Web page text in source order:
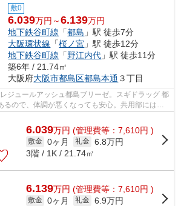
敷0
6.039万円～6.139万円
地下鉄谷町線 「都島 」駅 徒歩7分
大阪環状線 「桜ノ宮 」駅 徒歩12分
地下鉄谷町線 「野江内代 」駅 徒歩11分
築6年 / 21.74㎡
大阪府大阪市都島区都島本通 ３丁目
ジュールアッシュ都島ブリーゼ。スギドラッグ 都
るので、体調が悪くなっても安心。共用部にはエ
場などが揃...
6.039万円 (管理費等：7,610円 )
敷金 0ヶ月 礼金 6.8万円
3階 / 1K / 21.74㎡
6.139万円 (管理費等：7,610円 )
敷金 0ヶ月 礼金 6.9万円